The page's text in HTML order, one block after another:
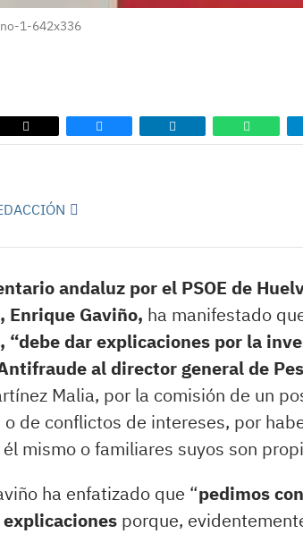
1-642x336
andaluz por el PSOE de
Enrique Gaviño, ha manifestado
“debe dar explicaciones por la
al director general de
Malia, por la comisión de un
de conflictos de intereses, por
mismo o familiares suyos son
ha enfatizado que “pedimos
porque,